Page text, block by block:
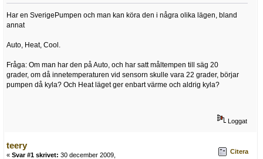
Har en SverigePumpen och man kan köra den i några olika lägen, bland
annat
Auto, Heat, Cool.
Fråga: Om man har den på Auto, och har satt måltempen till säg 20
grader, om då innetemperaturen vid sensorn skulle vara 22 grader, börjar
pumpen då kyla? Och Heat läget ger enbart värme och aldrig kyla?
Loggat
teery
« Svar #1 skrivet: 30 december 2009,
Citera